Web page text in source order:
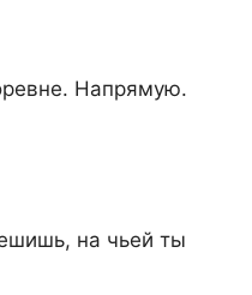
Напрямую.
на чьей ты